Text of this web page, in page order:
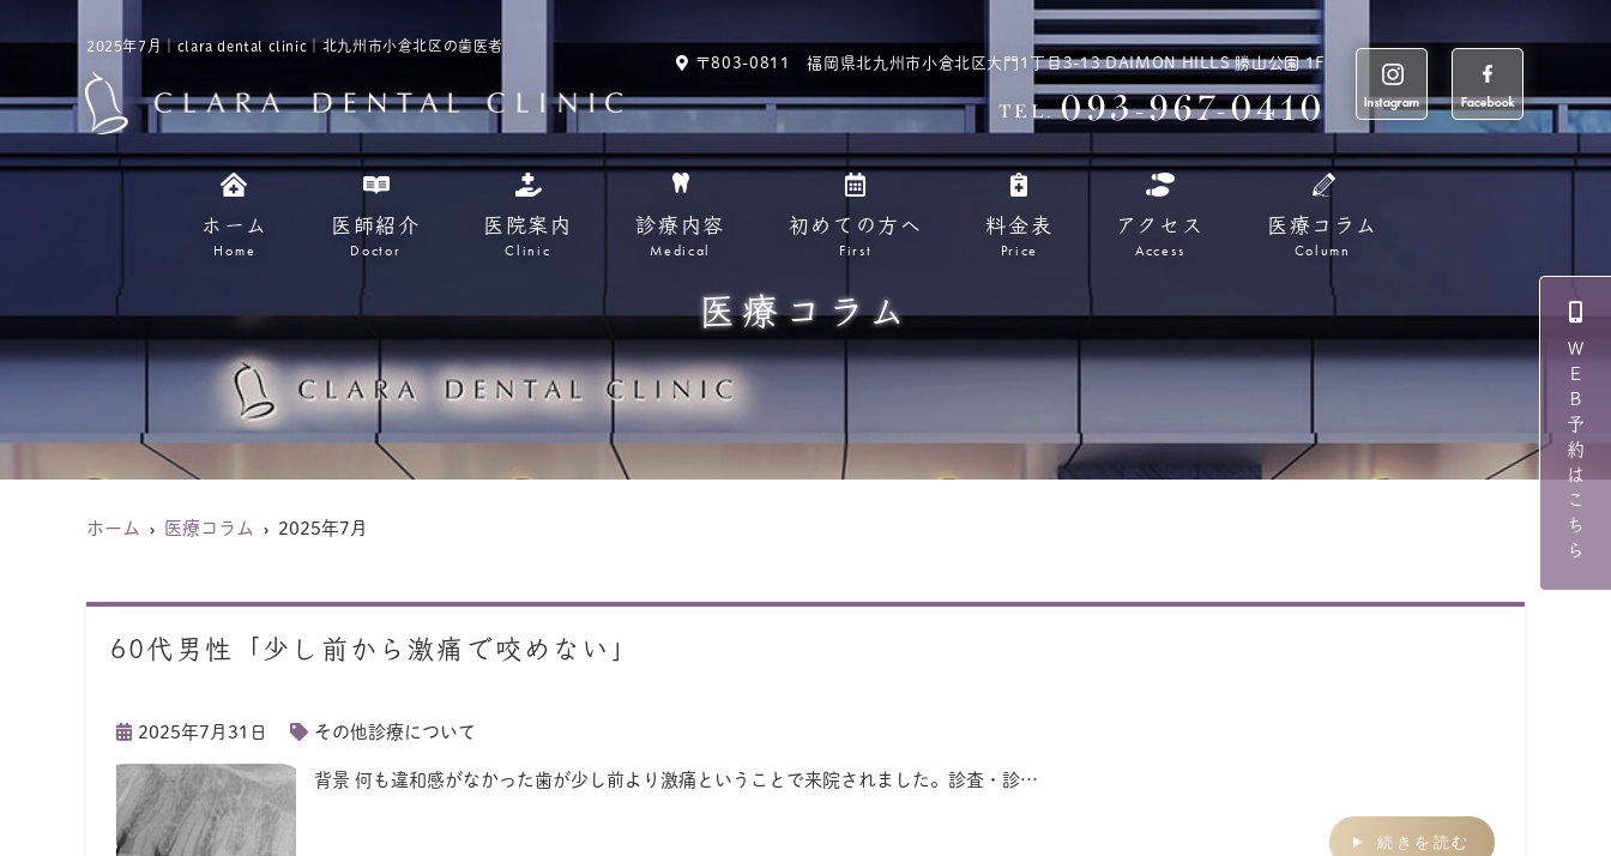
2025年7月｜clara dental clinic｜北九州市小倉北区の歯医者
〒803-0811 福岡県北九州市小倉北区大門1丁目3-13 DAIMON HILLS 勝山公園 1F
TEL. 093-967-0410
ホーム
Home
医師紹介
Doctor
医院案内
Clinic
診療内容
Medical
初めての方へ
First
料金表
Price
アクセス
Access
医療コラム
Column
ＷＥＢ予約はこちら
医療コラム
ホーム 医療コラム 2025年7月
60代男性「少し前から激痛で咬めない」
2025年7月31日 その他診療について
背景 何も違和感がなかった歯が少し前より激痛ということで来院されました。診査・診…
続きを読む